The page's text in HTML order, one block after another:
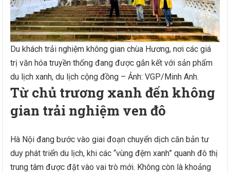
Du khách trải nghiệm không gian chùa Hương, nơi các giá
trị văn hóa truyền thống đang được gắn kết với sản phẩm
du lịch xanh, du lịch cộng đồng – Ảnh: VGP/Minh Anh.
Từ chủ trương xanh đến không
gian trải nghiệm ven đô
Hà Nội đang bước vào giai đoạn chuyển dịch căn bản tư
duy phát triển du lịch, khi các “vùng đệm xanh” quanh đô thị
trung tâm được đặt vào vai trò mới. Không còn là khoảng